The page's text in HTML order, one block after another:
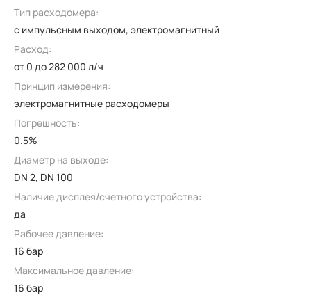
Тип расходомера:
с импульсным выходом, электромагнитный
Расход:
от 0 до 282 000 л/ч
Принцип измерения:
электромагнитные расходомеры
Погрешность:
0.5%
Диаметр на выходе:
DN 2, DN 100
Наличие дисплея/счетного устройства:
да
Рабочее давление:
16 бар
Максимальное давление:
16 бар